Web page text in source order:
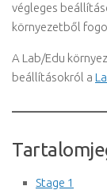
végleges
környezetből
A Lab/Edu
beállításokról a
Stage 1